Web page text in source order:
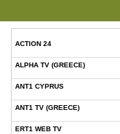
ACTION 24
ALPHA TV (GREECE)
ANT1 CYPRUS
ANT1 TV (GREECE)
ERT1 WEB TV